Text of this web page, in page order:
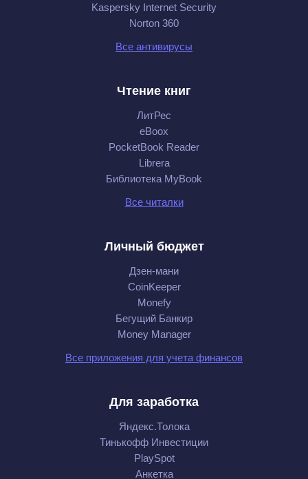
Kaspersky Internet Security
Norton 360
Все антивирусы
Чтение книг
ЛитРес
eBoox
PocketBook Reader
Librera
Библиотека MyBook
Все читалки
Личный бюджет
Дзен-мани
CoinKeeper
Monefy
Бегущий Банкир
Money Manager
Все приложения для учета финансов
Для заработка
Яндекс.Толока
Тинькофф Инвестиции
PlaySpot
Анкетка